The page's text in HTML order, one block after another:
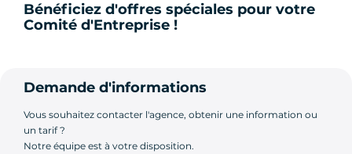
Bénéficiez d'offres spéciales pour votre
Comité d'Entreprise !
Demande d'informations
Vous souhaitez contacter l'agence, obtenir une information ou
un tarif ?
Notre équipe est à votre disposition.